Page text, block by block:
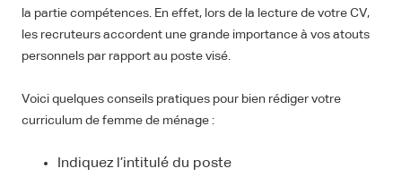
la partie compétences. En effet, lors de la lecture de votre CV,
les recruteurs accordent une grande importance à vos atouts
personnels par rapport au poste visé.
Voici quelques conseils pratiques pour bien rédiger votre
curriculum de femme de ménage :
Indiquez l’intitulé du poste